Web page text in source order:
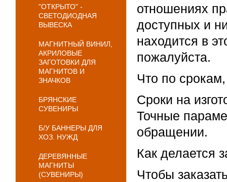
"ОТКРЫТО" -
СВЕТОДИОДНАЯ
ВЫВЕСКА
МАГНИТНЫЙ ВИНИЛ,
АКРИЛОВЫЕ
ЗАГОТОВКИ ДЛЯ
МАГНИТОВ И
ЗНАЧКОВ
БРЯНСКИЕ
СУВЕНИРЫ
Б/У БАННЕРЫ ДЛЯ
ХОЗ. НУЖД
ДЕРЕВЯННЫЕ
МАГНИТЫ
(СУВЕНИРЫ)
отношениях
доступных и
находится в
пожалуйста.
Что по
Сроки на
Точные
обращении.
Как делается
Чтобы